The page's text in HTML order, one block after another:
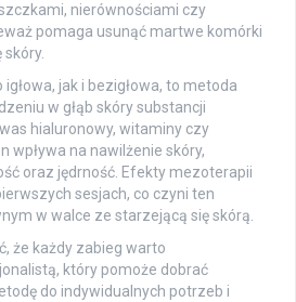
nierównościami czy
pomaga usunąć martwe komórki
igłowa, jak i bezigłowa, to metoda
w głąb skóry substancji
hialuronowy, witaminy czy
wpływa na nawilżenie skóry,
oraz jędrność. Efekty mezoterapii
sesjach, co czyni ten
w walce ze starzejącą się skórą.
że każdy zabieg warto
który pomoże dobrać
do indywidualnych potrzeb i